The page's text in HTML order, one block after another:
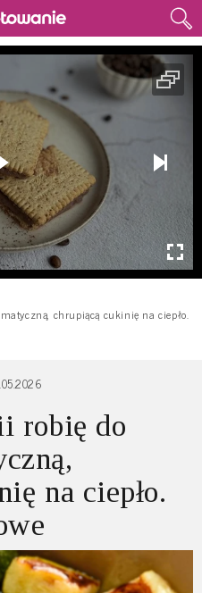
chrupiącą cukinię na ciepło.
robię do
na ciepło.